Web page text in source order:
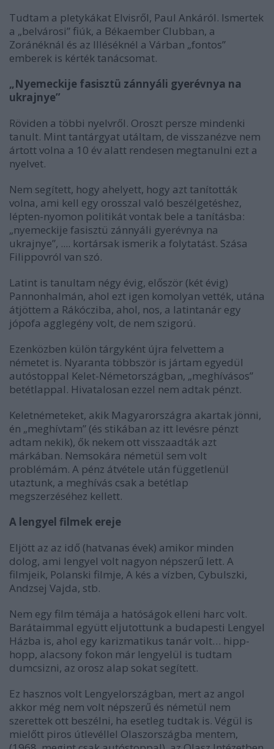
Tudtam a pletykákat Elvisről, Paul Ankáról. Ismertek
a „belvárosi” fiúk, a Békaember Clubban, a
Zoránéknál és az Illéséknél a Várban „fontos”
emberek is kérték tanácsomat.
„Nyemeckije fasisztü zánnyáli gyerévnya na
ukrajnye”
Röviden a többi nyelvről. Oroszt persze mindenki
tanult. Mint tantárgyat utáltam, de visszanézve nem
ártott volna a 10 év alatt rendesen megtanulni ezt a
nyelvet.
Nem segített, hogy ahelyett, hogy azt tanították
volna, ami kell egy orosszal való beszélgetéshez,
lépten-nyomon politikát vontak bele a tanításba:
„nyemeckije fasisztü zánnyáli gyerévnya na
ukrajnye”, .... kortársak ismerik a folytatást. Szása
Filippovról van szó.
Latint is tanultam négy évig, először (két évig)
Pannonhalmán, ahol ezt igen komolyan vették, utána
átjöttem a Rákócziba, ahol, nos, a latintanár egy
jópofa agglegény volt, de nem szigorú.
Ezenközben külön tárgyként újra felvettem a
németet is. Nyaranta többször is jártam egyedül
autóstoppal Kelet-Németországban, „meghívásos”
betétlappal. Hivatalosan ezzel nem adtak pénzt.
Keletnémeteket, akik Magyarországra akartak jönni,
én „meghívtam” (és stikában az itt levésre pénzt
adtam nekik), ők nekem ott visszaadták azt
márkában. Nemsokára németül sem volt
problémám. A pénz átvétele után függetlenül
utaztunk, a meghívás csak a betétlap
megszerzéséhez kellett.
A lengyel filmek ereje
Eljött az az idő (hatvanas évek) amikor minden
dolog, ami lengyel volt nagyon népszerű lett. A
filmjeik, Polanski filmje, A kés a vízben, Cybulszki,
Andzsej Vajda, stb.
Nem egy film témája a hatóságok elleni harc volt.
Barátaimmal együtt eljutottunk a budapesti Lengyel
Házba is, ahol egy karizmatikus tanár volt… hipp-
hopp, alacsony fokon már lengyelül is tudtam
dumcsizni, az orosz alap sokat segített.
Ez hasznos volt Lengyelországban, mert az angol
akkor még nem volt népszerű és németül nem
szerettek ott beszélni, ha esetleg tudtak is. Végül is
mielőtt piros útlevéllel Olaszországba mentem,